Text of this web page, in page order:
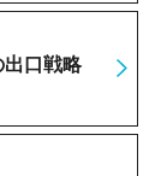
口戦略